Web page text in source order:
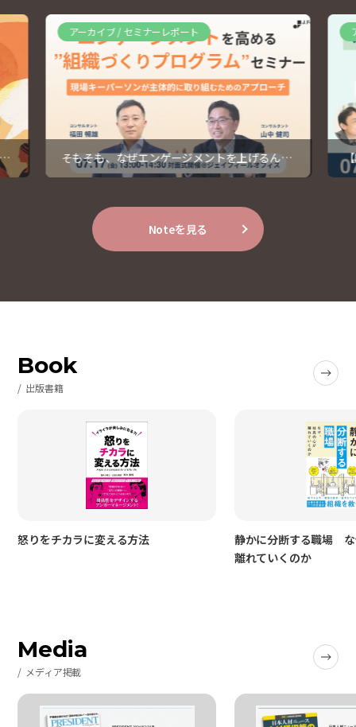
Noteを見る
アーカイブ / セミナーレポート
そもそも、なぜエンゲージメントを上げるんだ
っけ？【開催レポート】
1
Book
出版書籍
怒りをチカラに変える方法
静かに分断する職場
離れていくのか
Media
メディア掲載